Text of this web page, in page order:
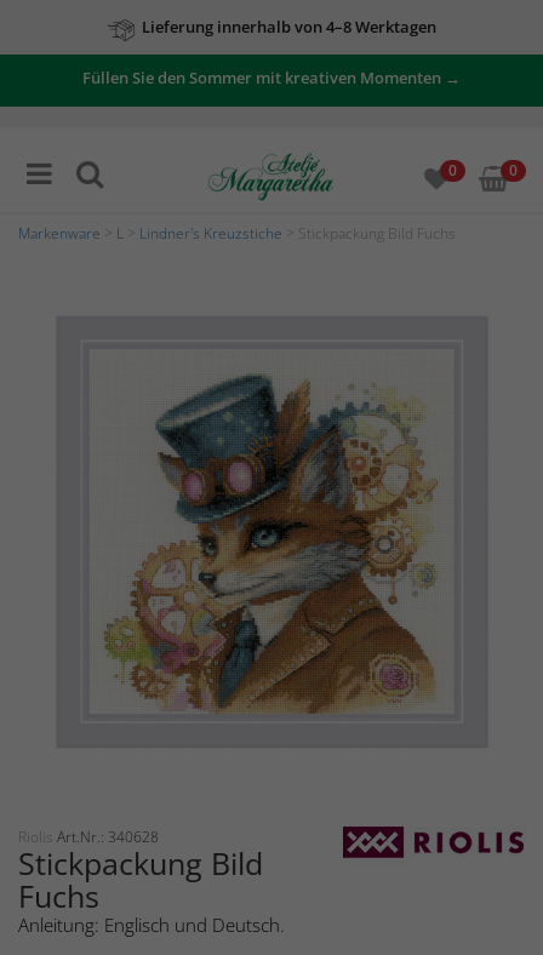
Lieferung innerhalb von 4–8 Werktagen
Füllen Sie den Sommer mit kreativen Momenten →
0 0
Markenware L Lindner's Kreuzstiche > Stickpackung Bild Fuchs
Riolis Art.Nr.: 340628
Stickpackung Bild
Fuchs
Anleitung: Englisch und Deutsch.